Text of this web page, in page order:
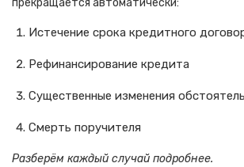
прекращается автоматически:
Истечение срока кредитного
Рефинансирование кредита
Существенные изменения
Смерть поручителя
Разберём каждый случай подробнее.